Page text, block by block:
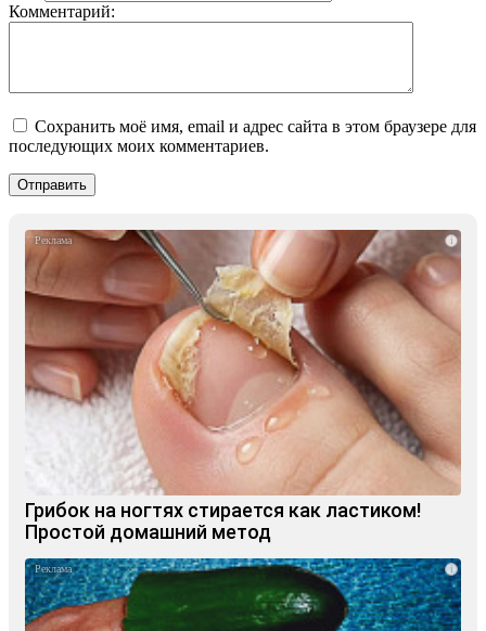
Комментарий:
Сохранить моё имя, email и адрес сайта в этом браузере для
последующих моих комментариев.
i
Грибок на ногтях стирается как ластиком!
Простой домашний метод
i